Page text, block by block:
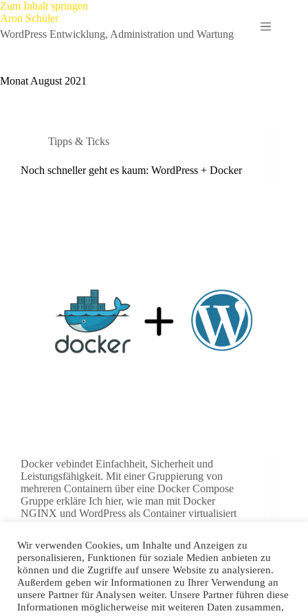
Zum Inhalt springen
springen
Aron Schüler
WordPress Entwicklung, Administration und Wartung
Monat August 2021
Tipps & Ticks
Noch schneller geht es kaum: WordPress + Docker
Docker vebindet Einfachheit, Sicherheit und
Leistungsfähigkeit. Mit einer Gruppierung von
mehreren Containern über eine Docker Compose
Gruppe erkläre Ich hier, wie man mit Docker
NGINX und WordPress als Container virtualisiert
Aron Schüler
6. August 2021
Wir verwenden Cookies, um Inhalte und Anzeigen zu
personalisieren, Funktionen für soziale Medien anbieten zu
können und die Zugriffe auf unsere Website zu analysieren.
Außerdem geben wir Informationen zu Ihrer Verwendung an
unsere Partner für Analysen weiter. Unsere Partner führen diese
Informationen möglicherweise mit weiteren Daten zusammen,